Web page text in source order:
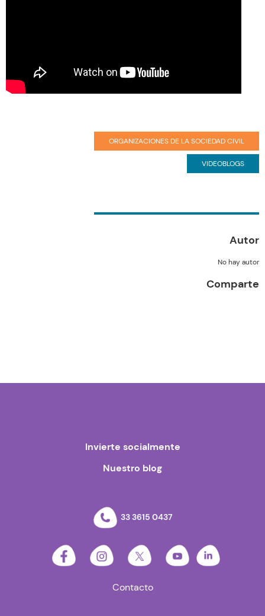
ORGANIZACIONES DE LA SOCIEDAD CIVIL
VIDEOBLOGS
Autor
No hay autor
Comparte
Invierte socialmente
Nuestro blog
33 3615 0437
Contacto